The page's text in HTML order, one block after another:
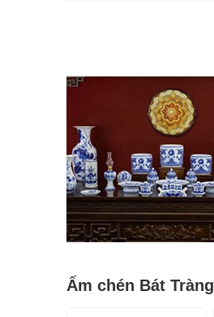
Ấm chén Bát Tràng